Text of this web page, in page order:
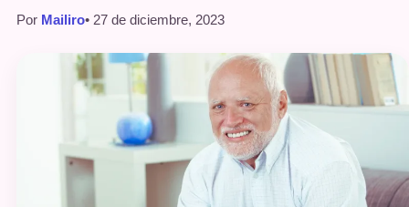
Por Mailiro• 27 de diciembre, 2023